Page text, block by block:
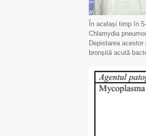
În același timp în
Chlamydia
Depistarea
bronșită acută